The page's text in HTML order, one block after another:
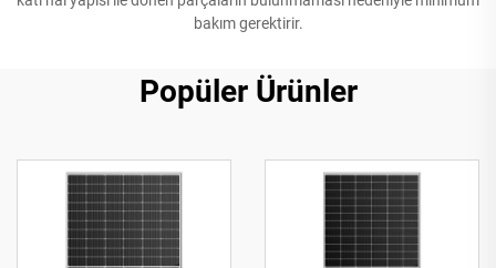
bakım gerektirir.
Popüler Ürünler